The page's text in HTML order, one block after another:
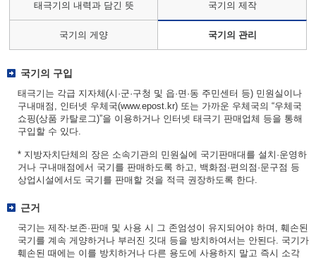
태극기의 내력과 담긴 뜻 국기의 제작
국기의 게양 국기의 관리
국기의 구입
태극기는 각급 지자체(시·군·구청 및 읍·면·동 주민센터 등) 민원실이나
구내매점, 인터넷 우체국(www.epost.kr) 또는 가까운 우체국의 “우체국
쇼핑(상품 카탈로그)”을 이용하거나 인터넷 태극기 판매업체 등을 통해
구입할 수 있다.
* 지방자치단체의 장은 소속기관의 민원실에 국기판매대를 설치·운영하
거나 구내매점에서 국기를 판매하도록 하고, 백화점·편의점·문구점 등
상업시설에서도 국기를 판매할 것을 적극 권장하도록 한다.
근거
국기는 제작·보존·판매 및 사용 시 그 존엄성이 유지되어야 하며, 훼손된
국기를 계속 게양하거나 부러진 깃대 등을 방치하여서는 안된다. 국기가
훼손된 때에는 이를 방치하거나 다른 용도에 사용하지 말고 즉시 소각